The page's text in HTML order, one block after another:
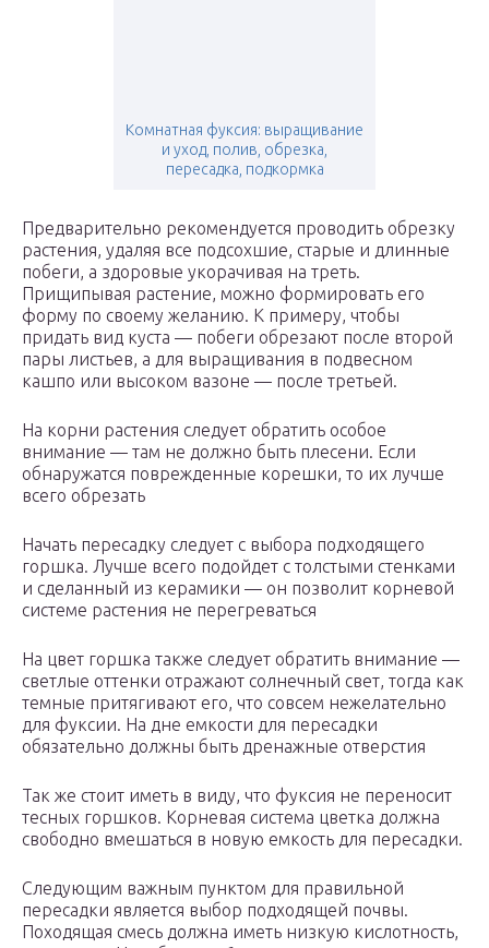
Комнатная фуксия: выращивание
и уход, полив, обрезка,
пересадка, подкормка
Предварительно рекомендуется проводить обрезку
растения, удаляя все подсохшие, старые и длинные
побеги, а здоровые укорачивая на треть.
Прищипывая растение, можно формировать его
форму по своему желанию. К примеру, чтобы
придать вид куста — побеги обрезают после второй
пары листьев, а для выращивания в подвесном
кашпо или высоком вазоне — после третьей.
На корни растения следует обратить особое
внимание — там не должно быть плесени. Если
обнаружатся поврежденные корешки, то их лучше
всего обрезать
Начать пересадку следует с выбора подходящего
горшка. Лучше всего подойдет с толстыми стенками
и сделанный из керамики — он позволит корневой
системе растения не перегреваться
На цвет горшка также следует обратить внимание —
светлые оттенки отражают солнечный свет, тогда как
темные притягивают его, что совсем нежелательно
для фуксии. На дне емкости для пересадки
обязательно должны быть дренажные отверстия
Так же стоит иметь в виду, что фуксия не переносит
тесных горшков. Корневая система цветка должна
свободно вмешаться в новую емкость для пересадки.
Следующим важным пунктом для правильной
пересадки является выбор подходящей почвы.
Походящая смесь должна иметь низкую кислотность,